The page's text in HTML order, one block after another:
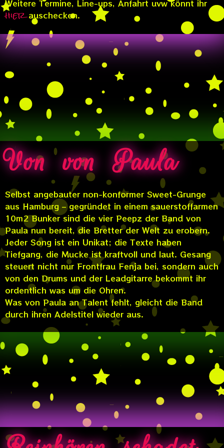
Weitere Termine, Line-ups, Anfahrt uvw könnt ihr
hierauschecken.
Von von Paula
Selbst angebauter non-konformer Sweet-Grunge
aus Hamburg – gegründet in einem sauerstoffarmen
10m2 Bunker sind die vier Peepz der Band von
Paula nun bereit, die Bretter der Welt zu erobern.
Jeder Song ist ein Unikat; die Texte haben
Tiefgang, die Mucke ist kraftvoll und laut. Gesang
steuert nicht nur Frontfrau Fenja bei, sondern auch
von den Drums und der Leadgitarre bekommt ihr
ordentlich was um die Ohren.
Was von Paula an Talent fehlt, gleicht die Band
durch ihren Adelstitel wieder aus.